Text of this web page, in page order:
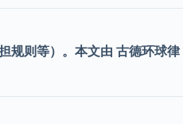
规则等）。本文由 古德环球律